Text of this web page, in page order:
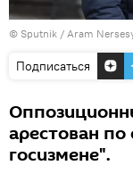
© Sputnik / Aram
Подписаться
арестован
госизмене".